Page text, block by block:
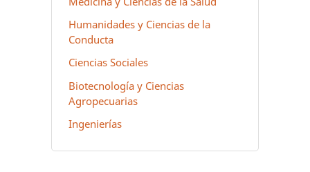
Humanidades y Ciencias de la
Conducta
Ciencias Sociales
Biotecnología y Ciencias
Agropecuarias
Ingenierías